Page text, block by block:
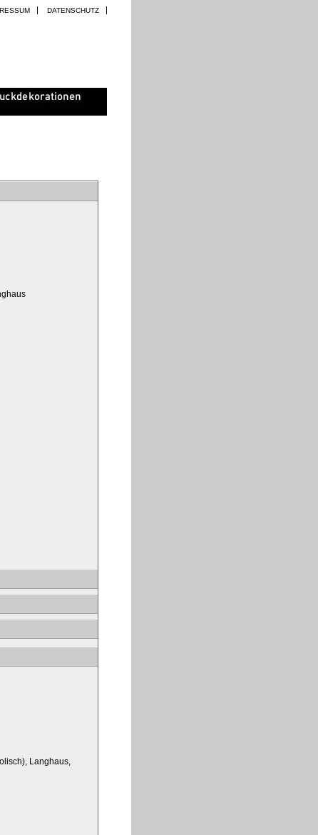
DATENSCHUTZ
Langhaus,